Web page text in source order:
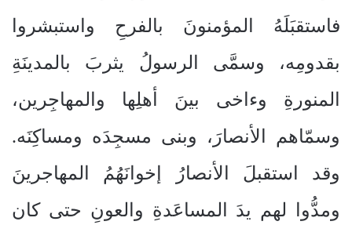
فاستقبَلَهُ المؤمنونَ بالفرحِ واستبشروا
بقدومِه، وسمَّى الرسولُ يثربَ بالمدينَةِ
المنورةِ وءاخى بينَ أهلِها والمهاجِرين،
وسمّاهم الأنصارَ، وبنى مسجِدَه ومساكِنَه.
وقد استقبلَ الأنصارُ إخوانَهُمُ المهاجرينَ
ومدُّوا لهم يدَ المساعَدةِ والعونِ حتى كان